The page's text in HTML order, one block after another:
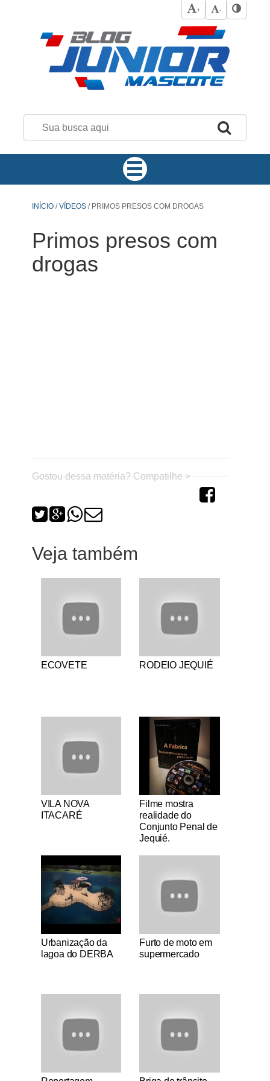
+ -
INÍCIO / VÍDEOS /PRIMOS PRESOS COM DROGAS
Primos presos com
drogas
Gostou dessa matéria? Compatilhe >
Veja também
Notícias Católicas
ECOVETE Notícias Católicas
RODEIO JEQUIÉ
Notícias Católicas
VILA NOVA
ITACARÉ
Notícias Católicas
Filme mostra
realidade do
Conjunto Penal de
Jequié.
Notícias Católicas
Urbanização da
lagoa do DERBA
Notícias Católicas
Furto de moto em
supermercado
Notícias Católicas Notícias Católicas